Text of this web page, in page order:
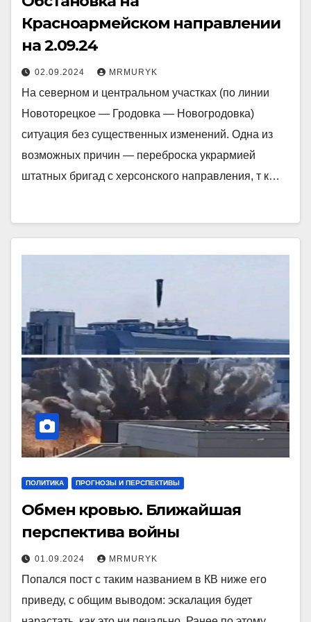
Красноармейском направлении
на 2.09.24
02.09.2024 MRMURYK
На северном и центральном участках (по линии
Новоторецкое — Гродовка — Новогродовка)
ситуация без существенных изменений. Одна из
возможных причин — переброска укрармией
штатных бригад с херсонского направления, т к…
ПОЛИТИКА ПРОГНОЗЫ И ПЕРСПЕКТИВЫ
Обмен кровью. Ближайшая
перспектива войны
01.09.2024 MRMURYK
Попался пост с таким названием в КВ ниже его
приведу, с общим выводом: эскалация будет